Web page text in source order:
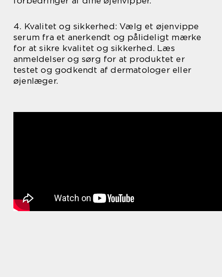
4. Kvalitet og sikkerhed: Vælg et øjenvippe
serum fra et anerkendt og pålideligt mærke
for at sikre kvalitet og sikkerhed. Læs
anmeldelser og sørg for at produktet er
testet og godkendt af dermatologer eller
øjenlæger.